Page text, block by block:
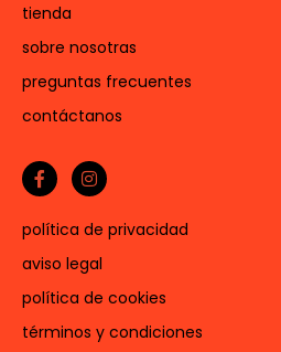
tienda
sobre nosotras
preguntas frecuentes
contáctanos
política de privacidad
aviso legal
política de cookies
términos y condiciones